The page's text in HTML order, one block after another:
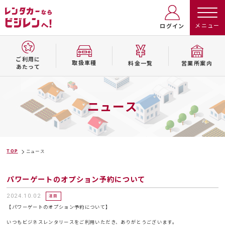
ログイン
ご利用に
あたって
取扱⾞種 料⾦⼀覧 営業所案内
ニュース
TOP ニュース
パワーゲートのオプション予約について
2024.10.02 注目
【パワーゲートのオプション予約について】
いつもビジネスレンタリースをご利用いただき、ありがとうございます。